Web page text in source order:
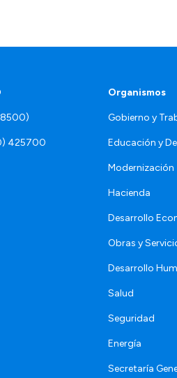
425700
Organismos
Gobierno y
Educación y
Modernización
Hacienda
Desarrollo
Obras y
Desarrollo
Salud
Seguridad
Energía
Secretaría